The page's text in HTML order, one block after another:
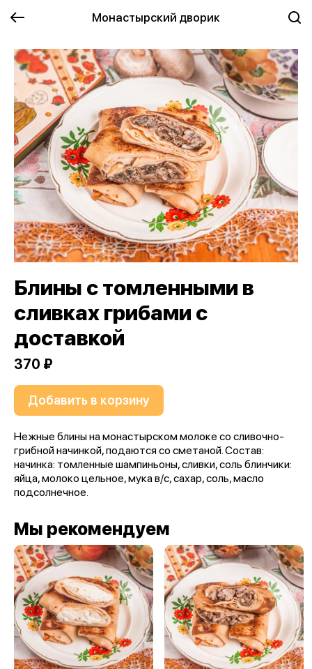
Монастырский дворик
Блины с томленными в
сливках грибами с
доставкой
370 ₽
Добавить в корзину
Нежные блины на монастырском молоке со сливочно-
грибной начинкой, подаются со сметаной. Состав:
начинка: томленные шампиньоны, сливки, соль блинчики:
яйца, молоко цельное, мука в/с, сахар, соль, масло
подсолнечное.
Мы рекомендуем